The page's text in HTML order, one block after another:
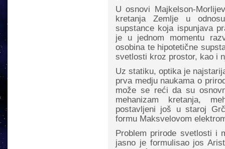
U osnovi Majkelson-
kretanja Zemlje u
supstance koja ispunjava
je u jednom momentu
osobina te hipotetične
svetlosti kroz prostor, kao i
Uz statiku, optika je
prva medju naukama o
može se reći da su
mehanizam kretanja,
postavljeni još u staroj
formu Maksvelovom
Problem prirode svetlosti i
jasno je formulisao jos